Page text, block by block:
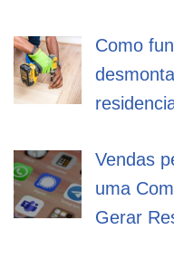
Como
Vendas
uma
Gerar